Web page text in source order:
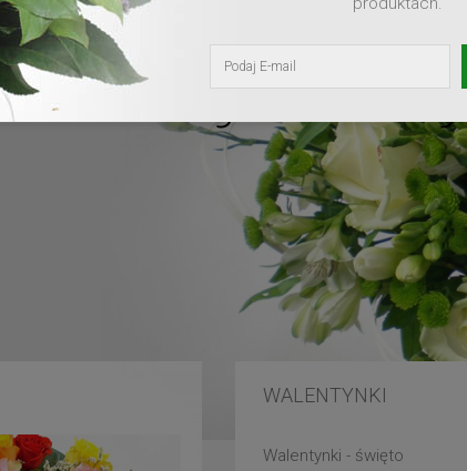
WALENTYNKI
Walentynki - święto